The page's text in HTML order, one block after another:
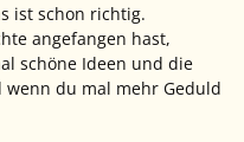
ist schon richtig.
angefangen hast,
schöne Ideen und die
du mal mehr Geduld